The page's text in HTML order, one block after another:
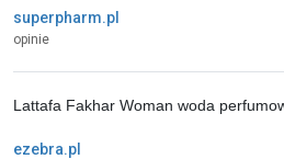
superpharm.pl
opinie
ezebra.pl
Lattafa Fakhar Woman woda